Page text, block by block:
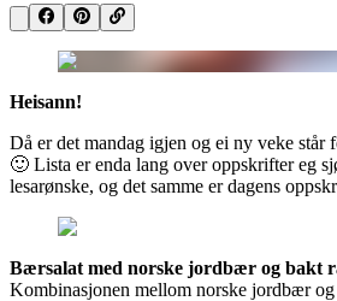
Heisann!
Då er det mandag igjen og ei ny veke
🙂 Lista er enda lang over oppskrifter eg
lesarønske, og det samme er dagens
Bærsalat med norske jordbær og bakt
Kombinasjonen mellom norske jordbær